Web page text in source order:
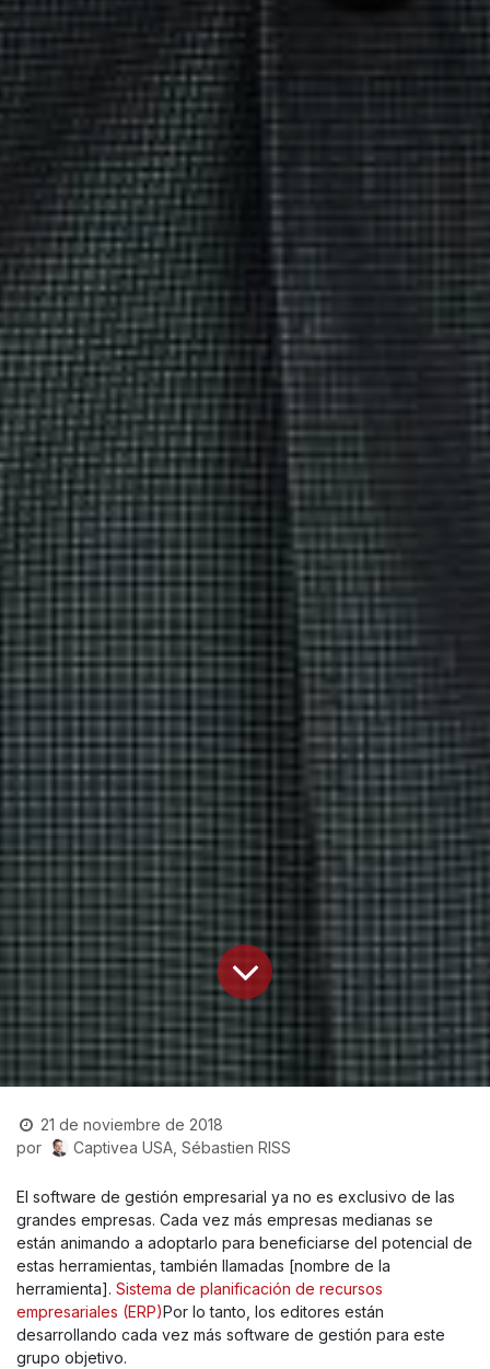
21 de noviembre de 2018
por
Captivea USA, Sébastien RISS
El software de gestión empresarial ya no es exclusivo de las
grandes empresas. Cada vez más empresas medianas se
están animando a adoptarlo para beneficiarse del potencial de
estas herramientas, también llamadas [nombre de la
herramienta]. Sistema de planificación de recursos
empresariales (ERP)Por lo tanto, los editores están
desarrollando cada vez más software de gestión para este
grupo objetivo.